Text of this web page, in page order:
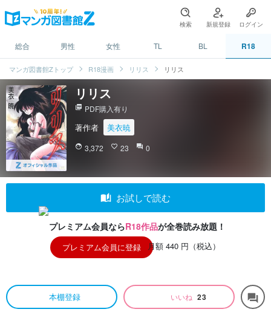
検索 新規登録 ログイン
総合 男性 女性 TL BL R18
マンガ図書館Zトップ R18漫画 リリス リリス
リリス
picture_as_pdf PDF購入有り
著作者 美衣暁
face 3,372 favorite_border 23 question_answer 0
auto_stories お試しで読む
プレミアム会員ならR18作品が全巻読み放題！
プレミアム会員に登録 月額 440 円（税込）
本棚登録 いいね 23 forum